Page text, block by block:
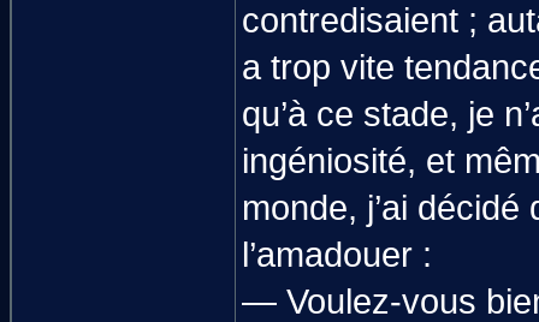
contredisaient ;
a trop vite
qu’à ce stade, je
ingéniosité, et
monde, j’ai
l’amadouer :
— Voulez-vous